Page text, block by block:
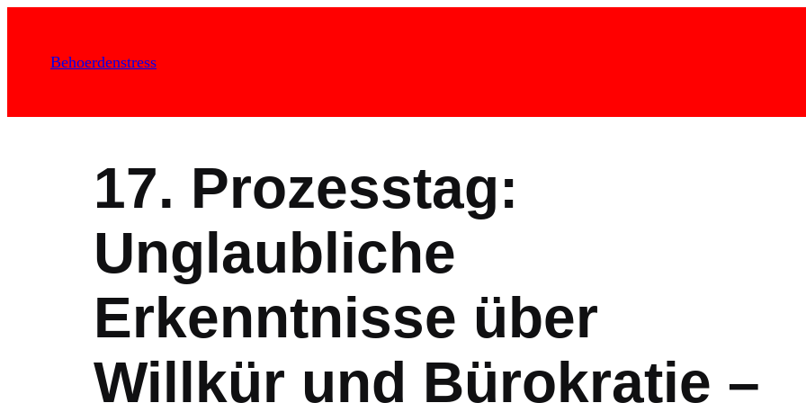
springenBehoerdenstress
17. Prozesstag:
Unglaubliche
Erkenntnisse über
Willkür und Bürokratie –